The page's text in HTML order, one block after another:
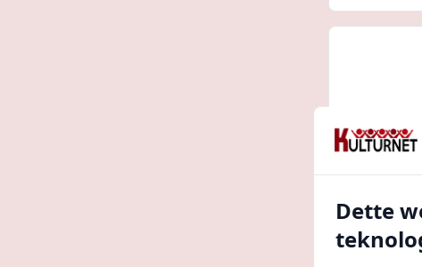
Dette